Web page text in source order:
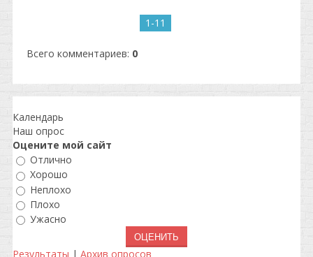
1-11
Всего комментариев: 0
Календарь
Наш опрос
Оцените мой сайт
Отлично
Хорошо
Неплохо
Плохо
Ужасно
Результаты | Архив опросов